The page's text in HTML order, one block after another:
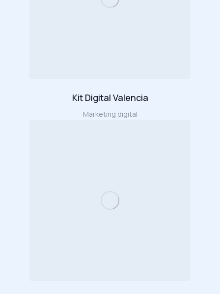
Kit Digital Valencia
Marketing digital